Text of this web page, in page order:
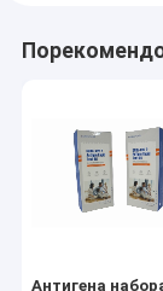
Антигена